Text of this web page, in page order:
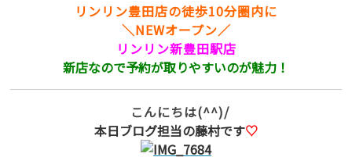
リンリン豊田店の徒歩10分圏内に
＼NEWオープン／
リンリン新豊田駅店
新店なので予約が取りやすいのが魅力！
こんにちは(^^)/
本日ブログ担当の藤村です♡